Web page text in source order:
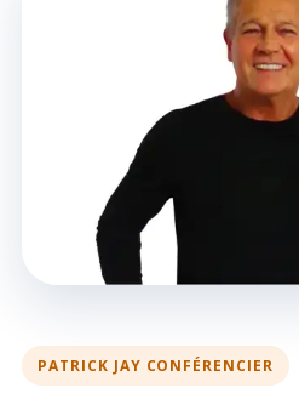
PATRICK JAY CONFÉRENCIER